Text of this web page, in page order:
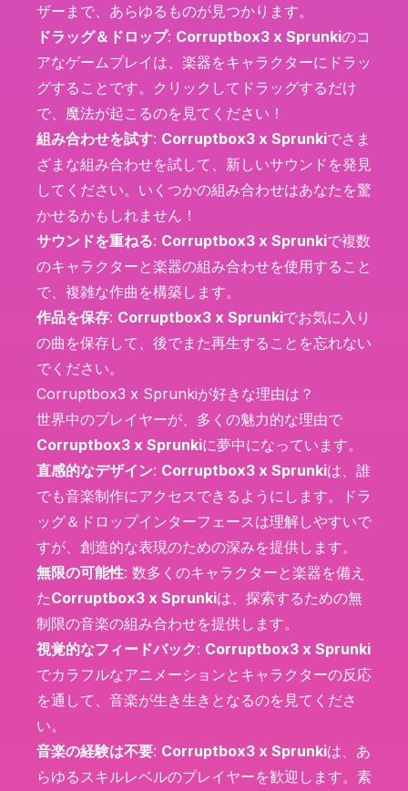
ザーまで、あらゆるものが見つかります。
ドラッグ＆ドロップ: Corruptbox3 x Sprunkiのコ
アなゲームプレイは、楽器をキャラクターにドラッ
グすることです。クリックしてドラッグするだけ
で、魔法が起こるのを見てください！
組み合わせを試す: Corruptbox3 x Sprunkiでさま
ざまな組み合わせを試して、新しいサウンドを発見
してください。いくつかの組み合わせはあなたを驚
かせるかもしれません！
サウンドを重ねる: Corruptbox3 x Sprunkiで複数
のキャラクターと楽器の組み合わせを使用すること
で、複雑な作曲を構築します。
作品を保存: Corruptbox3 x Sprunkiでお気に入り
の曲を保存して、後でまた再生することを忘れない
でください。
Corruptbox3 x Sprunkiが好きな理由は？
世界中のプレイヤーが、多くの魅力的な理由で
Corruptbox3 x Sprunkiに夢中になっています。
直感的なデザイン: Corruptbox3 x Sprunkiは、誰
でも音楽制作にアクセスできるようにします。ドラ
ッグ＆ドロップインターフェースは理解しやすいで
すが、創造的な表現のための深みを提供します。
無限の可能性: 数多くのキャラクターと楽器を備え
たCorruptbox3 x Sprunkiは、探索するための無
制限の音楽の組み合わせを提供します。
視覚的なフィードバック: Corruptbox3 x Sprunki
でカラフルなアニメーションとキャラクターの反応
を通して、音楽が生き生きとなるのを見てくださ
い。
音楽の経験は不要: Corruptbox3 x Sprunkiは、あ
らゆるスキルレベルのプレイヤーを歓迎します。素